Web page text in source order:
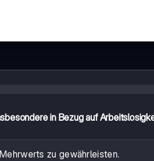
in Bezug auf
zu gewährleisten.